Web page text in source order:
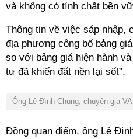
và không có tính chất bền
Thông tin về việc sáp nhập,
địa phương công bố bảng
so với bảng giá hiện hành
tư đã khiến đất nền lại sốt”.
Ông Lê Đình Chung, chuyên gia
Đồng quan điểm, ông Lê